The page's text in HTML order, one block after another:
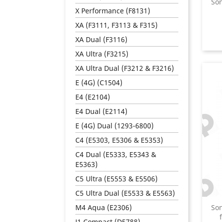
X Performance (F8131)
XA (F3111, F3113 & F315)
XA Dual (F3116)
XA Ultra (F3215)
XA Ultra Dual (F3212 & F3216)
E (4G) (C1504)
E4 (E2104)
E4 Dual (E2114)
E (4G) Dual (1293-6800)
C4 (E5303, E5306 & E5353)
C4 Dual (E5333, E5343 &
E5363)
C5 Ultra (E5553 & E5506)
C5 Ultra Dual (E5533 & E5563)
M4 Aqua (E2306)